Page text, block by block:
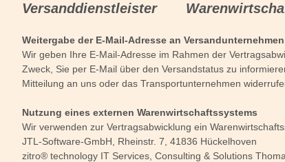
Versanddienstleister
Weitergabe der E-Mail-Adresse an
Wir geben Ihre E-Mail-Adresse im Rahmen der
Zweck, Sie per E-Mail über den Versandstatus zu
Mitteilung an uns oder das Transportunternehmen
Nutzung eines externen Warenwirtschaftssystems
Wir verwenden zur Vertragsabwicklung ein
JTL-Software-GmbH, Rheinstr. 7, 41836 Hückelhoven
zitro® technology IT Services, Consulting & Solutions